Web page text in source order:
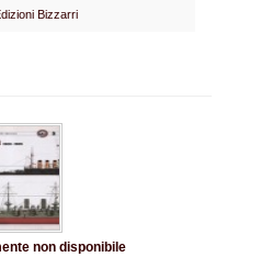
Bizzarri
non disponibile